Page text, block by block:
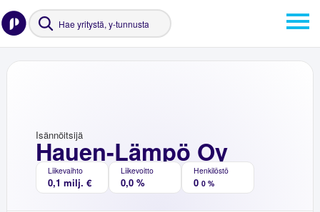
Hauen-Lämpö Oy
Isännöitsijä
Liikevaihto
0,1 milj. €
Liikevoitto
0,0 %
Henkilöstö
0 0 %